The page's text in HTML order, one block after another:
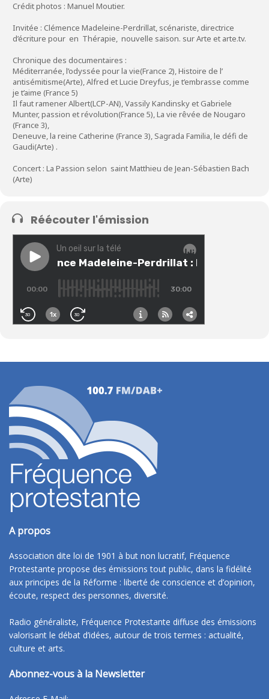
Crédit photos : Manuel Moutier.
Invitée : Clémence Madeleine-Perdrillat, scénariste, directrice
d’écriture pour en Thérapie, nouvelle saison. sur Arte et arte.tv.
Chronique des documentaires :
Méditerranée, l’odyssée pour la vie(France 2), Histoire de l’
antisémitisme(Arte), Alfred et Lucie Dreyfus, je t’embrasse comme
je t’aime (France 5)
Il faut ramener Albert(LCP-AN), Vassily Kandinsky et Gabriele
Munter, passion et révolution(France 5), La vie rêvée de Nougaro
(France 3),
Deneuve, la reine Catherine (France 3), Sagrada Familia, le défi de
Gaudi(Arte) .
Concert : La Passion selon saint Matthieu de Jean-Sébastien Bach
(Arte)
Réécouter l'émission
A propos
Association dite loi de 1901 à but non lucratif, Fréquence
Protestante propose des émissions tout public, dans la fidélité
aux principes de la Réforme : liberté de conscience et d’opinion,
écoute, respect des personnes, diversité.
Radio généraliste, Fréquence Protestante diffuse des émissions
valorisant le débat d’idées, autour de trois termes : actualité,
culture et arts.
Abonnez-vous à la Newsletter